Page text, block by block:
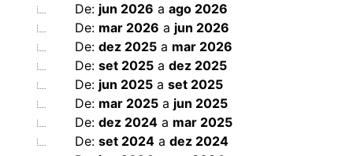
De: jun 2026 aago 2026
De: mar 2026 a jun 2026
De:dez 2025 a mar 2026
De:set 2025 adez 2025
De: jun 2025 aset 2025
De: mar 2025 a jun 2025
De:dez 2024 a mar 2025
De:set 2024 adez 2024